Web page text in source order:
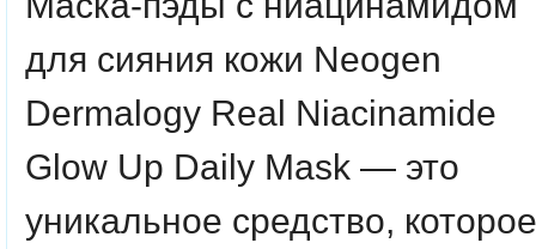
для сияния кожи Neogen
Dermalogy Real Niacinamide
Glow Up Daily Mask — это
уникальное средство, которое